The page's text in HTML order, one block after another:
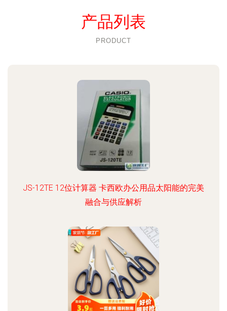
产品列表
PRODUCT
JS-12TE 12位计算器 卡西欧办公用品太阳能的完美
融合与供应解析